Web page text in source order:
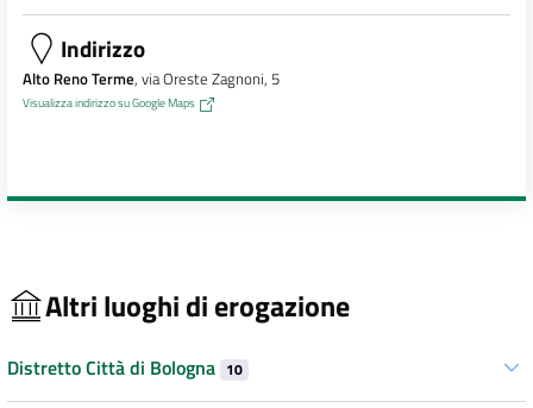
Indirizzo
Alto Reno Terme, via Oreste Zagnoni, 5
Visualizza indirizzo su Google Maps
Altri luoghi di erogazione
Distretto Città di Bologna 10